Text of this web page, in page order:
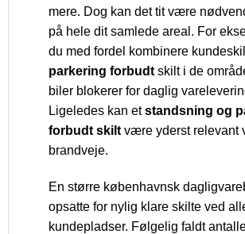
mere. Dog kan det tit være
på hele dit samlede areal. For
du med fordel kombinere
parkering forbudt skilt i de
biler blokerer for daglig
Ligeledes kan etstandsning og
forbudt skilt være yderst relevant
brandveje.
En større københavnsk
opsatte for nylig klare skilte ved
kundepladser. Følgelig faldt